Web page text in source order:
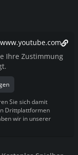
www.youtube.com
Ihre Zustimmung
Sie sich damit
Drittplattformen
wir in unserer